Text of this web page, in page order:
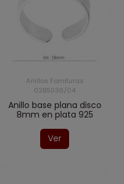
Anillos Fornituras
02BS036/04
Anillo base plana disco
8mm en plata 925
Ver